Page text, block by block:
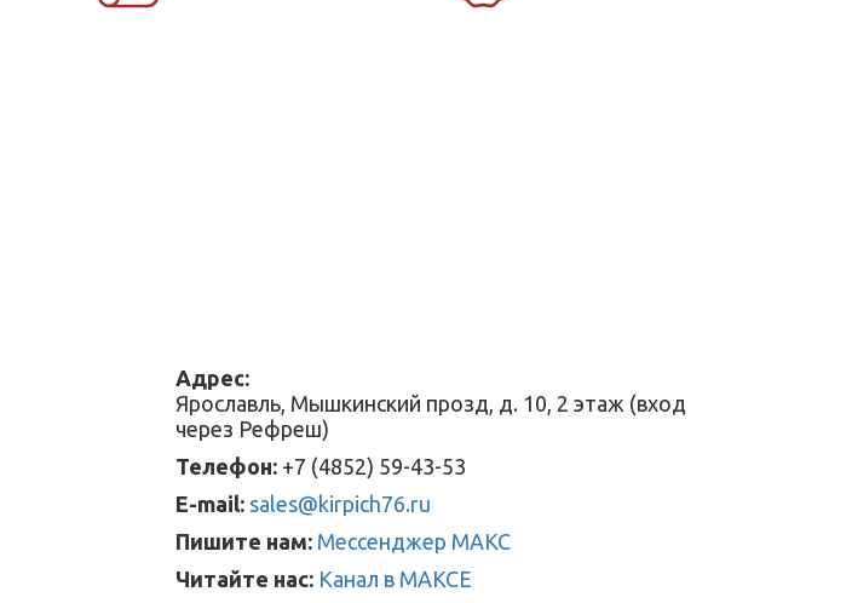
Адрес:
Ярославль, Мышкинский прозд, д. 10, 2 этаж (вход
через Рефреш)
Телефон:+7 (4852) 59-43-53
E-mail: sales@kirpich76.ru
Пишите нам: Мессенджер МАКС
Читайте нас: Канал в МАКСЕ